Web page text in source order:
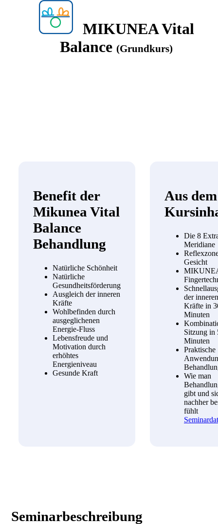
MIKUNEA Vital
Balance (Grundkurs)
Benefit der
Mikunea Vital
Balance
Behandlung
Natürliche Schönheit
Natürliche
Gesundheitsförderung
Ausgleich der inneren
Kräfte
Wohlbefinden durch
ausgeglichenen
Energie-Fluss
Lebensfreude und
Motivation durch
erhöhtes
Energieniveau
Gesunde Kraft
Aus dem
Die 8
Meridiane
Gesicht
der inneren
Kräfte in
Minuten
Sitzung in
Minuten
Praktische
Wie man
gibt und
nachher
fühlt
Seminarbeschreibung